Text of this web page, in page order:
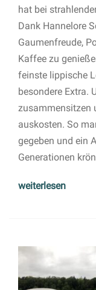
hat bei
Dank Hannelore
Gaumenfreude,
Kaffee zu
feinste lippische
besondere Extra.
zusammensitzen
auskosten. So
gegeben und ein
Generationen
weiterlesen